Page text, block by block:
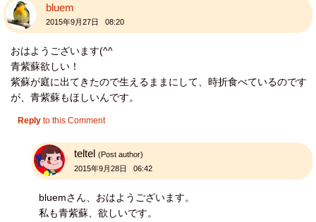
bluem
2015年9月27日 08:20
おはようございます(^^
青紫蘇欲しい！
紫蘇が庭に出てきたので生えるままにして、時折食べているのです
が、青紫蘇もほしいんです。
Reply to this Comment
teltel (Post author)
2015年9月28日 06:42
bluemさん、おはようございます。
私も青紫蘇、欲しいです。